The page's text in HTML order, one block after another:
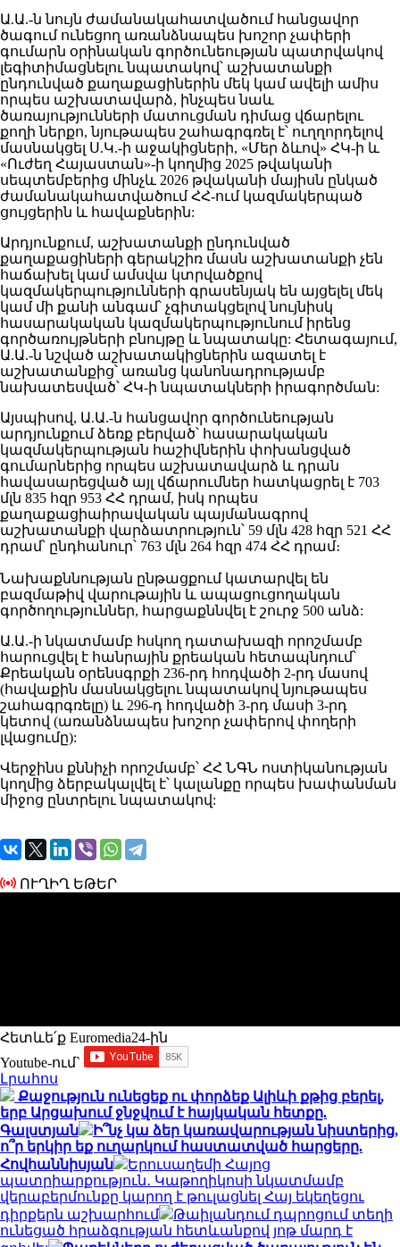
Ա.Ա.-ն նույն ժամանակահատվածում հանցավոր
ծագում ունեցող առանձնապես խոշոր չափերի
գումարն օրինական գործունեության պատրվակով
լեգիտիմացնելու նպատակով՝ աշխատանքի
ընդունված քաղաքացիներին մեկ կամ ավելի ամիս
որպես աշխատավարձ, ինչպես նաև
ծառայությունների մատուցման դիմաց վճարելու
քողի ներքո, նյութապես շահագրգռել է՝ ուղղորդելով
մասնակցել Ս.Կ.-ի աջակիցների, «Մեր ձևով» ՀԿ-ի և
«Ուժեղ Հայաստան»-ի կողմից 2025 թվականի
սեպտեմբերից մինչև 2026 թվականի մայիսն ընկած
ժամանակահատվածում ՀՀ-ում կազմակերպած
ցույցերին և հավաքներին:
Արդյունքում, աշխատանքի ընդունված
քաղաքացիների գերակշիռ մասն աշխատանքի չեն
հաճախել կամ ամսվա կտրվածքով
կազմակերպությունների գրասենյակ են այցելել մեկ
կամ մի քանի անգամ՝ չգիտակցելով նույնիսկ
հասարակական կազմակերպությունում իրենց
գործառույթների բնույթը և նպատակը: Հետագայում,
Ա.Ա.-ն նշված աշխատակիցներին ազատել է
աշխատանքից՝ առանց կանոնադրությամբ
նախատեսված՝ ՀԿ-ի նպատակների իրագործման:
Այսպիսով, Ա.Ա.-ն հանցավոր գործունեության
արդյունքում ձեռք բերված՝ հասարակական
կազմակերպության հաշիվներին փոխանցված
գումարներից որպես աշխատավարձ և դրան
հավասարեցված այլ վճարումներ հատկացրել է 703
մլն 835 հզր 953 ՀՀ դրամ, իսկ որպես
քաղաքացիաիրավական պայմանագրով
աշխատանքի վարձատրություն՝ 59 մլն 428 հզր 521 ՀՀ
դրամ՝ ընդհանուր՝ 763 մլն 264 հզր 474 ՀՀ դրամ։
Նախաքննության ընթացքում կատարվել են
բազմաթիվ վարութային և ապացուցողական
գործողություններ, հարցաքննվել է շուրջ 500 անձ:
Ա.Ա.-ի նկատմամբ հսկող դատախազի որոշմամբ
հարուցվել է հանրային քրեական հետապնդում՝
Քրեական օրենսգրքի 236-րդ հոդվածի 2-րդ մասով
(հավաքին մասնակցելու նպատակով նյութապես
շահագրգռելը) և 296-դ հոդվածի 3-րդ մասի 3-րդ
կետով (առանձնապես խոշոր չափերով փողերի
լվացումը):
Վերջինս քննիչի որոշմամբ՝ ՀՀ ՆԳՆ ոստիկանության
կողմից ձերբակալվել է՝ կալանքը որպես խափանման
միջոց ընտրելու նպատակով:
ՈՒՂԻՂ ԵԹԵՐ
Հետևե՛ք Euromedia24-ին
Youtube-ում`
Լրահոս
Քաջություն ունեցեք ու փորձեք Ալիևի քթից բերել,
երբ Արցախում ջնջվում է հայկական հետքը.
Գալստյան
Ի՞նչ կա ձեր կառավարության նիստերից,
ո՞ր երկիր եք ուղարկում հաստատված հարցերը.
Հովհաննիսյան
Երուսաղեմի Հայոց
պատրիարքություն․ Կաթողիկոսի նկատմամբ
վերաբերմունքը կարող է թուլացնել Հայ եկեղեցու
դիրքերն աշխարհում
Թաիլանդում դպրոցում տեղի
ունեցած հրաձգության հետևանքով յոթ մարդ է